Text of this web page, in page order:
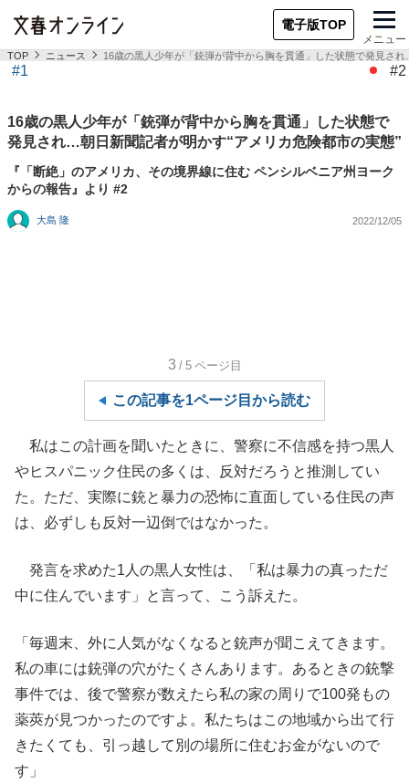
電子版TOP
メニュー
TOP ニュース 16歳の黒人少年が「銃弾が背中から胸を貫通」した状態で発見さ
#1 #2
16歳の黒人少年が「銃弾が背中から胸を貫通」した状態で
発見され…朝日新聞記者が明かす“アメリカ危険都市の実態”
『「断絶」のアメリカ、その境界線に住む ペンシルベニア州ヨーク
からの報告』より #2
大島 隆 2022/12/05
3 /5 ページ目
この記事を1ページ目から読む
私はこの計画を聞いたときに、警察に不信感を持つ黒人
やヒスパニック住民の多くは、反対だろうと推測してい
た。ただ、実際に銃と暴力の恐怖に直面している住民の声
は、必ずしも反対一辺倒ではなかった。
発言を求めた1人の黒人女性は、「私は暴力の真っただ
中に住んでいます」と言って、こう訴えた。
「毎週末、外に人気がなくなると銃声が聞こえてきます。
私の車には銃弾の穴がたくさんあります。あるときの銃撃
事件では、後で警察が数えたら私の家の周りで100発もの
薬莢が見つかったのですよ。私たちはこの地域から出て行
きたくても、引っ越して別の場所に住むお金がないので
す」